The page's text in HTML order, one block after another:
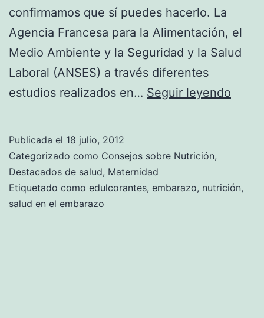
confirmamos que sí puedes hacerlo. La
Agencia Francesa para la Alimentación, el
Medio Ambiente y la Seguridad y la Salud
Laboral (ANSES) a través diferentes
estudios realizados en… Seguir leyendo
estás
Publicada el 18 julio, 2012
Categorizado como Consejos sobre Nutrición,
Destacados de salud, Maternidad
Etiquetado como edulcorantes, embarazo, nutrición,
salud en el embarazo